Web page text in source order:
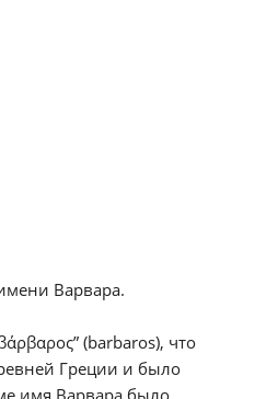
Варвара.
(barbaros), что
Греции и было
имя Варвара было